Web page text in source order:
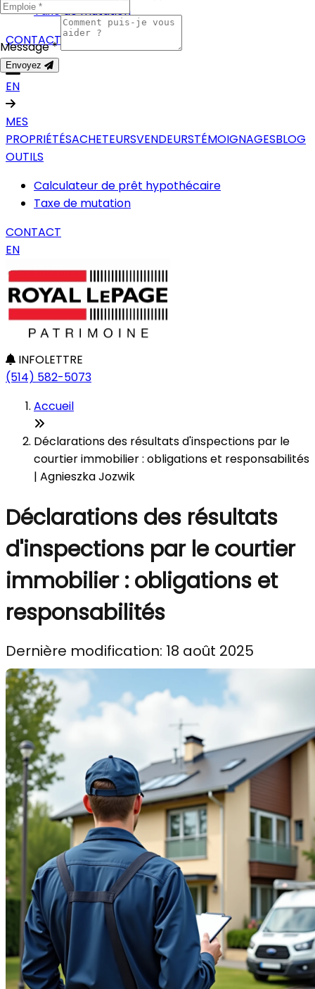
Taxe de mutation
CONTACT
EN
MES
PROPRIÉTÉSACHETEURSVENDEURSTÉMOIGNAGESBLOG
OUTILS
Calculateur de prêt hypothécaire
Taxe de mutation
CONTACT
EN
INFOLETTRE
(514) 582-5073
Accueil
Déclarations des résultats d'inspections par le
courtier immobilier : obligations et responsabilités
| Agnieszka Jozwik
Déclarations des résultats
d'inspections par le courtier
immobilier : obligations et
responsabilités
Dernière modification: 18 août 2025
Message *
Envoyez